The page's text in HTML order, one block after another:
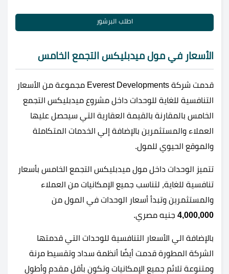
اطلب البرشور
الأسعار في مول ميدبليكس التجمع الخامس
قدمت شركة Everest Developments مجموعة من الأسعار
التنافسية للغاية للوحدات داخل مشروع ميدبليكس التجمع
الخامس بالمقارنة بالقيمة العقارية التي سيحصل عليها
العملاء والمستثمرين بالإضافة إلي الخدمات المتكاملة
والموقع الحيوي للمول.
تتميز الوحدات داخل مول ميدبليكس التجمع الخامس بأسعار
تنافسية للغاية، لتناسب جميع الإمكانيات من العملاء
والمستثمرين وتبدأ أسعار الوحدات في المول من
4,000,000 جنيه مصري.
بالإضافة الي الأسعار التنافسية للوحدات التي قدمتها
الشركة المطورة قدمت أيضًا أنظمة سداد وتقسيط مرنة
ومتنوعة تلائم جميع الإمكانيات وتكون بأقل مقدم وأطول